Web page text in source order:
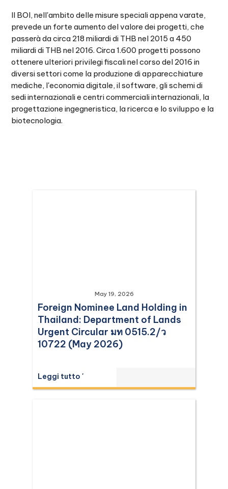
Il BOI, nell'ambito delle misure speciali appena varate,
prevede un forte aumento del valore dei progetti, che
passerà da circa 218 miliardi di THB nel 2015 a 450
miliardi di THB nel 2016. Circa 1.600 progetti possono
ottenere ulteriori privilegi fiscali nel corso del 2016 in
diversi settori come la produzione di apparecchiature
mediche, l'economia digitale, il software, gli schemi di
sedi internazionali e centri commerciali internazionali, la
progettazione ingegneristica, la ricerca e lo sviluppo e la
biotecnologia.
May 19, 2026
Foreign Nominee Land Holding in
Thailand: Department of Lands
Urgent Circular มท 0515.2/ว
10722 (May 2026)
Leggi tutto '